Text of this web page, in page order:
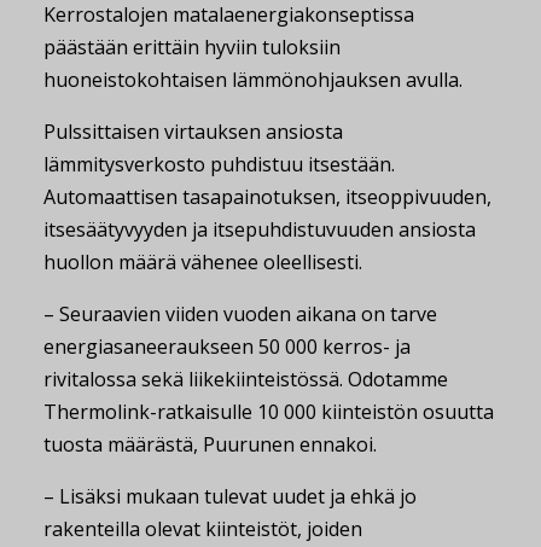
Kerrostalojen matalaenergiakonseptissa
päästään erittäin hyviin tuloksiin
huoneistokohtaisen lämmönohjauksen avulla.
Pulssittaisen virtauksen ansiosta
lämmitysverkosto puhdistuu itsestään.
Automaattisen tasapainotuksen, itseoppivuuden,
itsesäätyvyyden ja itsepuhdistuvuuden ansiosta
huollon määrä vähenee oleellisesti.
– Seuraavien viiden vuoden aikana on tarve
energiasaneeraukseen 50 000 kerros- ja
rivitalossa sekä liikekiinteistössä. Odotamme
Thermolink-ratkaisulle 10 000 kiinteistön osuutta
tuosta määrästä, Puurunen ennakoi.
– Lisäksi mukaan tulevat uudet ja ehkä jo
rakenteilla olevat kiinteistöt, joiden